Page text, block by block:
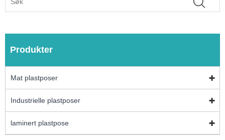
Produkter
Mat plastposer
Industrielle plastposer
laminert plastpose